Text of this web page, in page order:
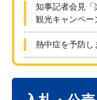
知事記者会見「
観光キャンペー
熱中症を予防し